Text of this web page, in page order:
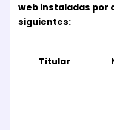
web instaladas por
siguientes:
Titular